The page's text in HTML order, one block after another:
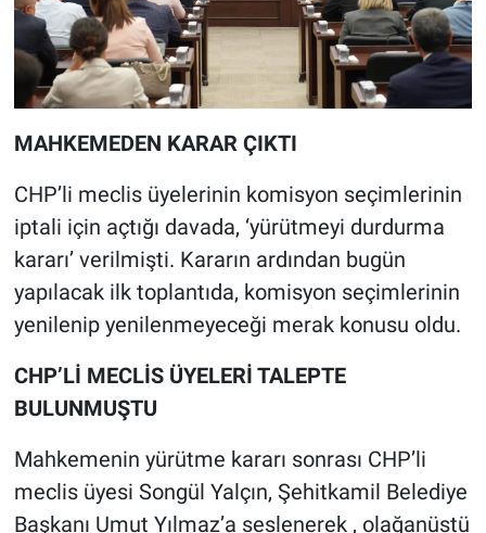
MAHKEMEDEN KARAR ÇIKTI
CHP’li meclis üyelerinin komisyon seçimlerinin
iptali için açtığı davada, ‘yürütmeyi durdurma
kararı’ verilmişti. Kararın ardından bugün
yapılacak ilk toplantıda, komisyon seçimlerinin
yenilenip yenilenmeyeceği merak konusu oldu.
CHP’Lİ MECLİS ÜYELERİ TALEPTE
BULUNMUŞTU
Mahkemenin yürütme kararı sonrası CHP’li
meclis üyesi Songül Yalçın, Şehitkamil Belediye
Başkanı Umut Yılmaz’a seslenerek , olağanüstü